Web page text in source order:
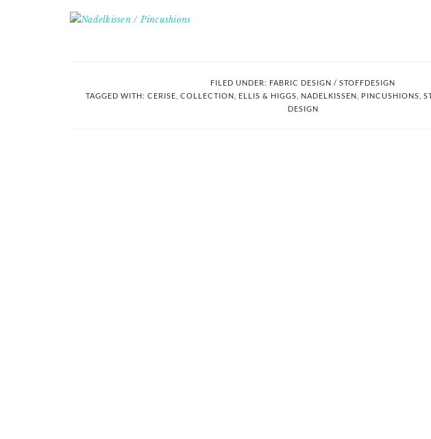
FILED UNDER: FABRIC DESIGN / STOFFDESIGN
TAGGED WITH: CERISE COLLECTION ELLIS & HIGGS NADELKISSEN PINCUSHIONS
DESIGN